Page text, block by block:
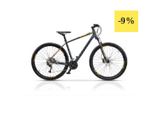
-9%